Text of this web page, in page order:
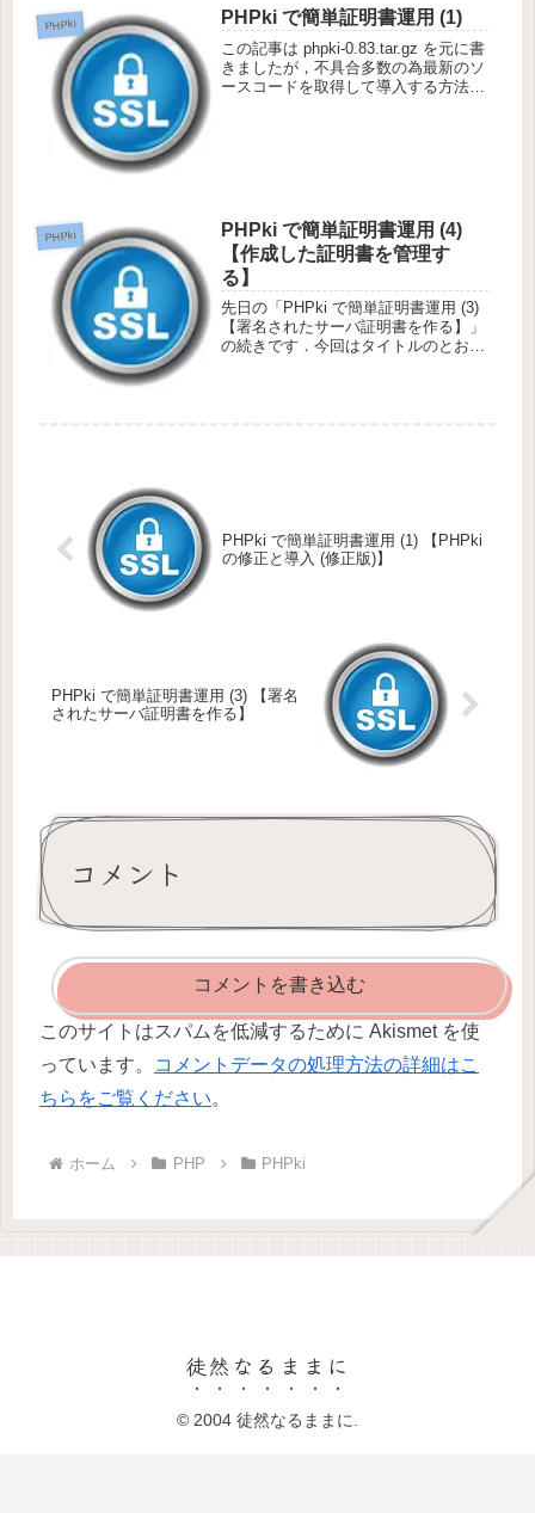
PHPki PHPki で簡単証明書運用 (1)
この記事は phpki-0.83.tar.gz を元に書
きましたが，不具合多数の為最新のソ
ースコードを取得して導入する方法に
PHPki
PHPki で簡単証明書運用 (4)
【作成した証明書を管理す
る】
先日の「PHPki で簡単証明書運用 (3)
【署名されたサーバ証明書を作る】」
の続きです．今回はタイトルのとお
PHPki で簡単証明書運用 (1) 【PHPki
の修正と導入 (修正版)】
PHPki で簡単証明書運用 (3) 【署名
されたサーバ証明書を作る】
コメント
コメントを書き込む
このサイトはスパムを低減するために Akismet を使
っています。
コメントデータの処理方法の詳細はこ
ちらをご覧ください。
ホーム PHP PHPki
徒然なるままに
© 2004 徒然なるままに.